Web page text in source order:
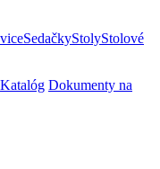
SedačkyStolyStolové
Katalóg Dokumenty na